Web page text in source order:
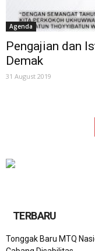
Agenda
Pengajian dan
Demak
31 August 2019
TERBARU
Tonggak Baru MTQ